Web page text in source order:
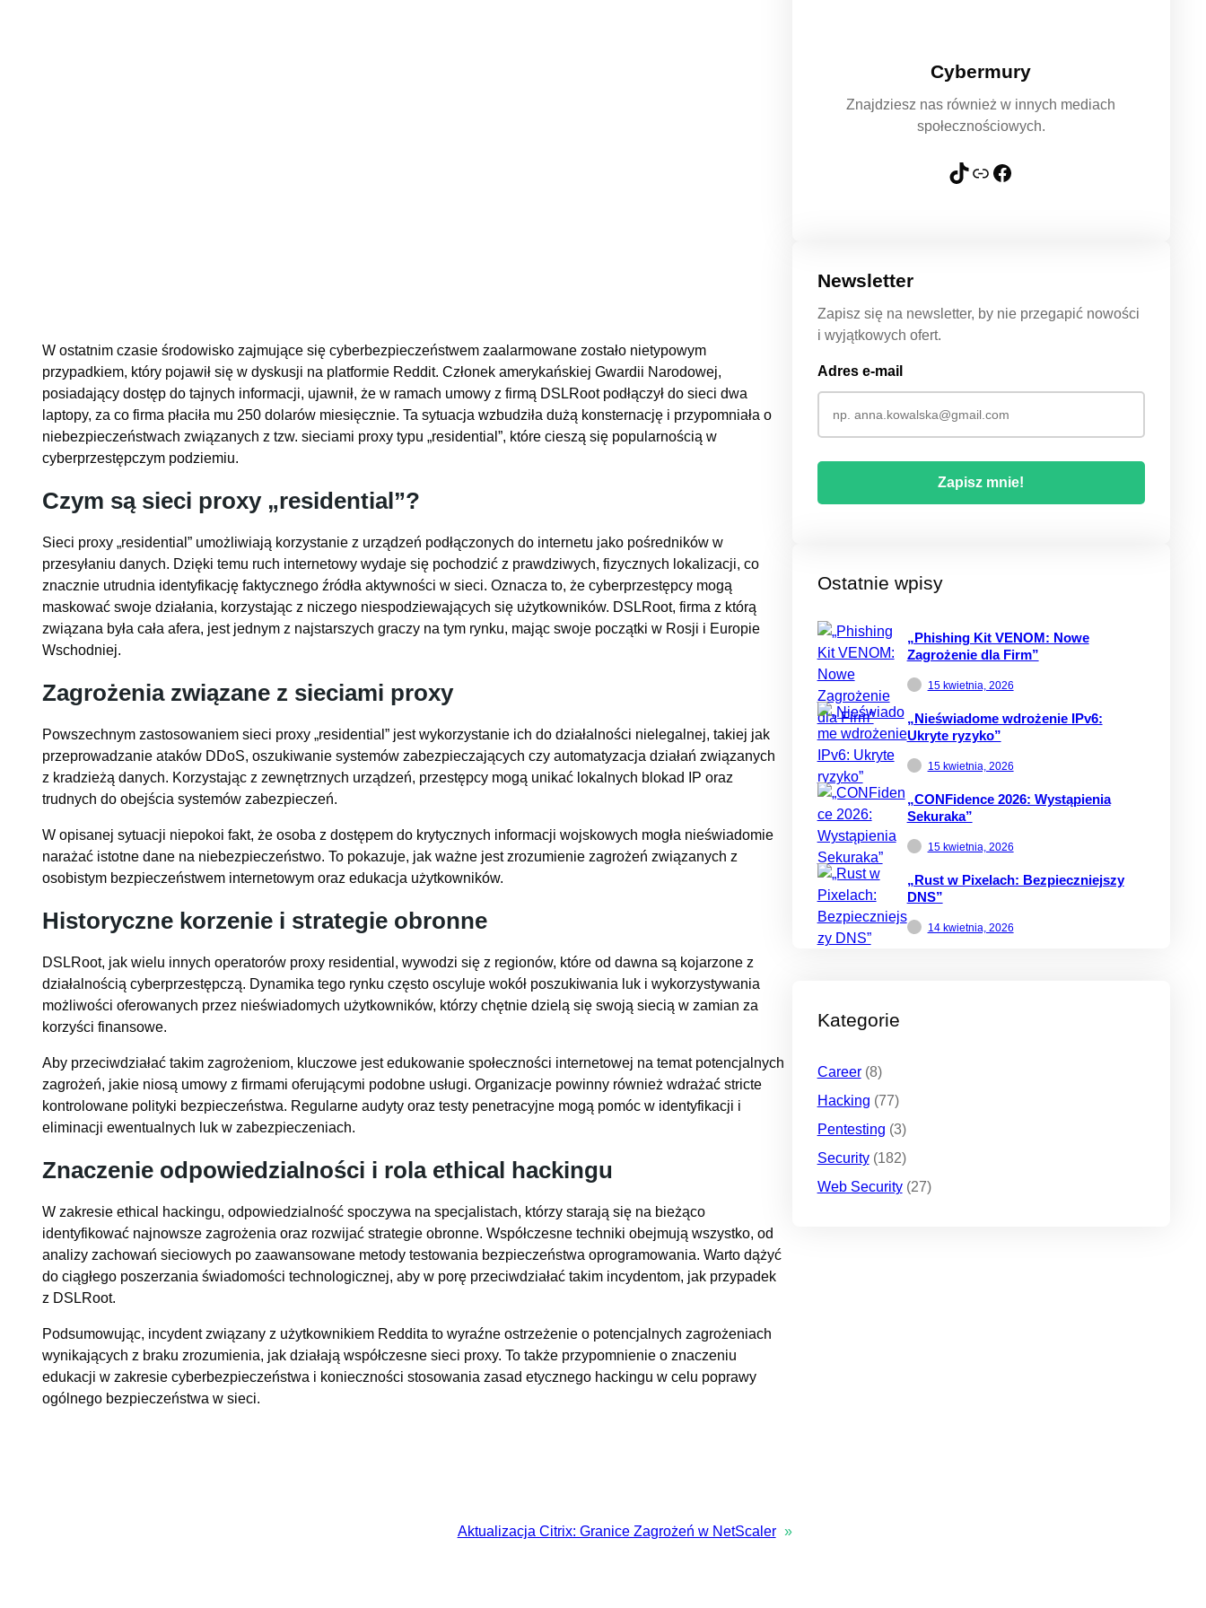
W ostatnim czasie środowisko zajmujące się cyberbezpieczeństwem zaalarmowane zostało nietypowym
przypadkiem, który pojawił się w dyskusji na platformie Reddit. Członek amerykańskiej Gwardii Narodowej,
posiadający dostęp do tajnych informacji, ujawnił, że w ramach umowy z firmą DSLRoot podłączył do sieci dwa
laptopy, za co firma płaciła mu 250 dolarów miesięcznie. Ta sytuacja wzbudziła dużą konsternację i przypomniała o
niebezpieczeństwach związanych z tzw. sieciami proxy typu „residential”, które cieszą się popularnością w
cyberprzestępczym podziemiu.
Czym są sieci proxy „residential”?
Sieci proxy „residential” umożliwiają korzystanie z urządzeń podłączonych do internetu jako pośredników w
przesyłaniu danych. Dzięki temu ruch internetowy wydaje się pochodzić z prawdziwych, fizycznych lokalizacji, co
znacznie utrudnia identyfikację faktycznego źródła aktywności w sieci. Oznacza to, że cyberprzestępcy mogą
maskować swoje działania, korzystając z niczego niespodziewających się użytkowników. DSLRoot, firma z którą
związana była cała afera, jest jednym z najstarszych graczy na tym rynku, mając swoje początki w Rosji i Europie
Wschodniej.
Zagrożenia związane z sieciami proxy
Powszechnym zastosowaniem sieci proxy „residential” jest wykorzystanie ich do działalności nielegalnej, takiej jak
przeprowadzanie ataków DDoS, oszukiwanie systemów zabezpieczających czy automatyzacja działań związanych
z kradzieżą danych. Korzystając z zewnętrznych urządzeń, przestępcy mogą unikać lokalnych blokad IP oraz
trudnych do obejścia systemów zabezpieczeń.
W opisanej sytuacji niepokoi fakt, że osoba z dostępem do krytycznych informacji wojskowych mogła nieświadomie
narażać istotne dane na niebezpieczeństwo. To pokazuje, jak ważne jest zrozumienie zagrożeń związanych z
osobistym bezpieczeństwem internetowym oraz edukacja użytkowników.
Historyczne korzenie i strategie obronne
DSLRoot, jak wielu innych operatorów proxy residential, wywodzi się z regionów, które od dawna są kojarzone z
działalnością cyberprzestępczą. Dynamika tego rynku często oscyluje wokół poszukiwania luk i wykorzystywania
możliwości oferowanych przez nieświadomych użytkowników, którzy chętnie dzielą się swoją siecią w zamian za
korzyści finansowe.
Aby przeciwdziałać takim zagrożeniom, kluczowe jest edukowanie społeczności internetowej na temat potencjalnych
zagrożeń, jakie niosą umowy z firmami oferującymi podobne usługi. Organizacje powinny również wdrażać stricte
kontrolowane polityki bezpieczeństwa. Regularne audyty oraz testy penetracyjne mogą pomóc w identyfikacji i
eliminacji ewentualnych luk w zabezpieczeniach.
Znaczenie odpowiedzialności i rola ethical hackingu
W zakresie ethical hackingu, odpowiedzialność spoczywa na specjalistach, którzy starają się na bieżąco
identyfikować najnowsze zagrożenia oraz rozwijać strategie obronne. Współczesne techniki obejmują wszystko, od
analizy zachowań sieciowych po zaawansowane metody testowania bezpieczeństwa oprogramowania. Warto dążyć
do ciągłego poszerzania świadomości technologicznej, aby w porę przeciwdziałać takim incydentom, jak przypadek
z DSLRoot.
Podsumowując, incydent związany z użytkownikiem Reddita to wyraźne ostrzeżenie o potencjalnych zagrożeniach
wynikających z braku zrozumienia, jak działają współczesne sieci proxy. To także przypomnienie o znaczeniu
edukacji w zakresie cyberbezpieczeństwa i konieczności stosowania zasad etycznego hackingu w celu poprawy
ogólnego bezpieczeństwa w sieci.
Aktualizacja Citrix: Granice Zagrożeń w NetScaler »
Cybermury
Znajdziesz nas również w innych mediach
społecznościowych.
TikTok Link Facebook
Newsletter
Zapisz się na newsletter, by nie przegapić nowości
i wyjątkowych ofert.
Adres e-mail
Ostatnie wpisy
„Phishing Kit VENOM: Nowe
Zagrożenie dla Firm”
15 kwietnia, 2026
„Nieświadome wdrożenie IPv6:
Ukryte ryzyko”
15 kwietnia, 2026
„CONFidence 2026: Wystąpienia
Sekuraka”
15 kwietnia, 2026
„Rust w Pixelach: Bezpieczniejszy
DNS”
14 kwietnia, 2026
Kategorie
Career(8)
Hacking (77)
Pentesting (3)
Security(182)
Web Security(27)